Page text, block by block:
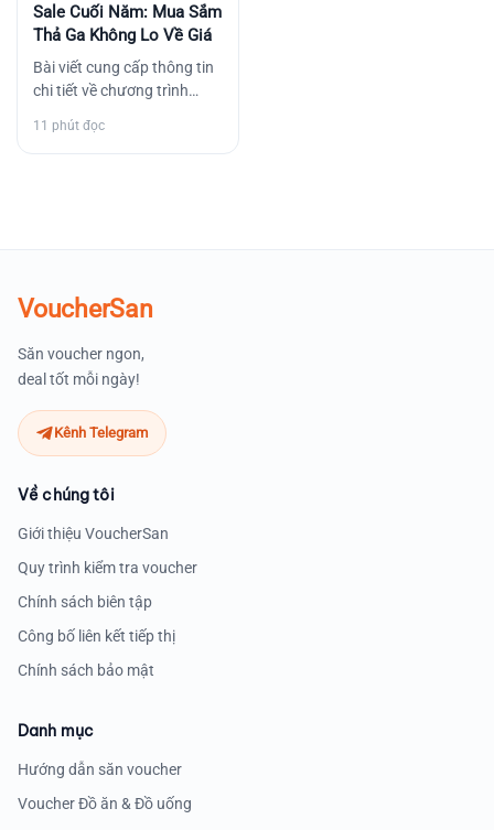
Sale Cuối Năm: Mua Sắm
Thả Ga Không Lo Về Giá
Bài viết cung cấp thông tin
chi tiết về chương trình
năm 2023, bao gồm các…
11 phút đọc
VoucherSan
Săn voucher ngon,
deal tốt mỗi ngày!
Kênh Telegram
Về chúng tôi
Giới thiệu VoucherSan
Quy trình kiểm tra voucher
Chính sách biên tập
Công bố liên kết tiếp thị
Chính sách bảo mật
Danh mục
Hướng dẫn săn voucher
Voucher Đồ ăn & Đồ uống